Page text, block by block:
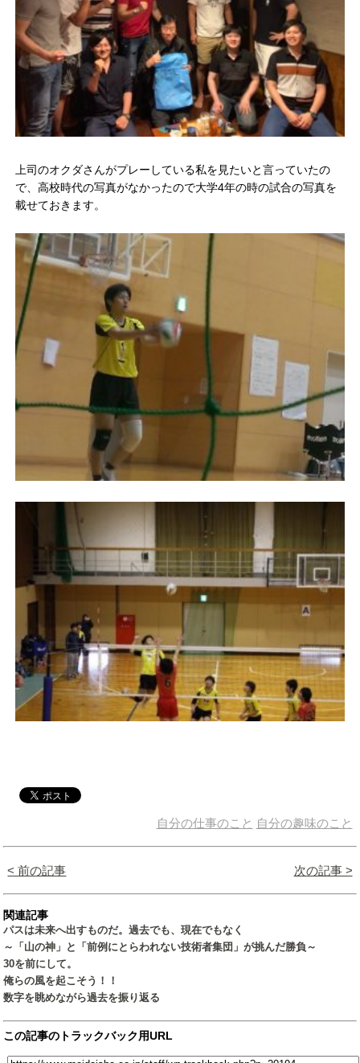
上司のオクダさんがプレーしている私を見たいと言っていたの
で、高校時代の写真がなかったので大学4年の時の試合の写真を
載せておきます。
自分の仕事のこと 自分の趣味のこと
< 前の記事 次の記事 >
関連記事
パスは未来へ出すものだ。過去でも、現在でもなく
～「山の神」と「前例にとらわれない技術者集団」が挑んだ勝負～
30を前にして。
俺らの風を起こそう！！
数字を眺めながら過去を振り返る
この記事のトラックバック用URL